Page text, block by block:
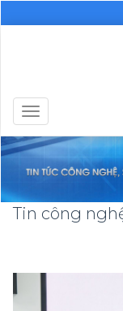
Toggle
navigation
Tin công